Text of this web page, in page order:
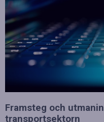
Framsteg och
transportsektorn